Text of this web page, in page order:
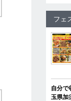
フェ
自分で
玉県加